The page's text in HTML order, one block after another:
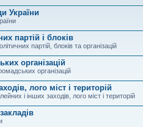
України
партій і блоків
партій, блоків та організацій
організацій
організацій
лого міст і територій
і інших заходів, лого міст і територій